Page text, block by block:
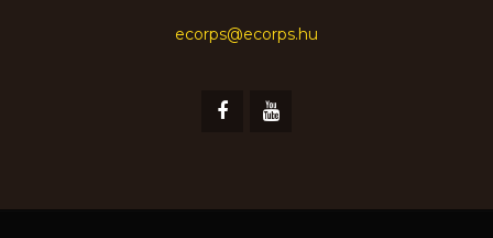
ecorps@ecorps.hu